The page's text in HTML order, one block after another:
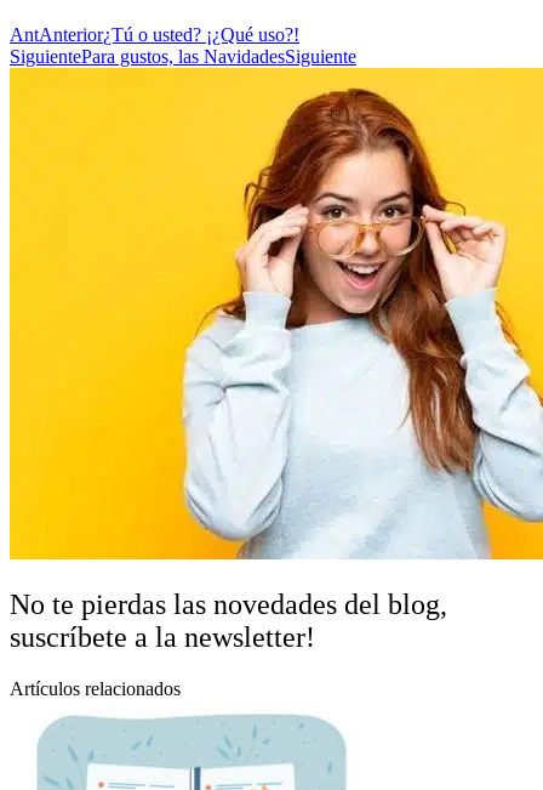
AntAnterior¿Tú o usted? ¡¿Qué uso?!
SiguientePara gustos, las NavidadesSiguiente
No te pierdas las novedades del blog,
suscríbete a la newsletter!
Artículos relacionados